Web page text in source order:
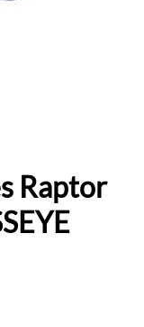
Raptor